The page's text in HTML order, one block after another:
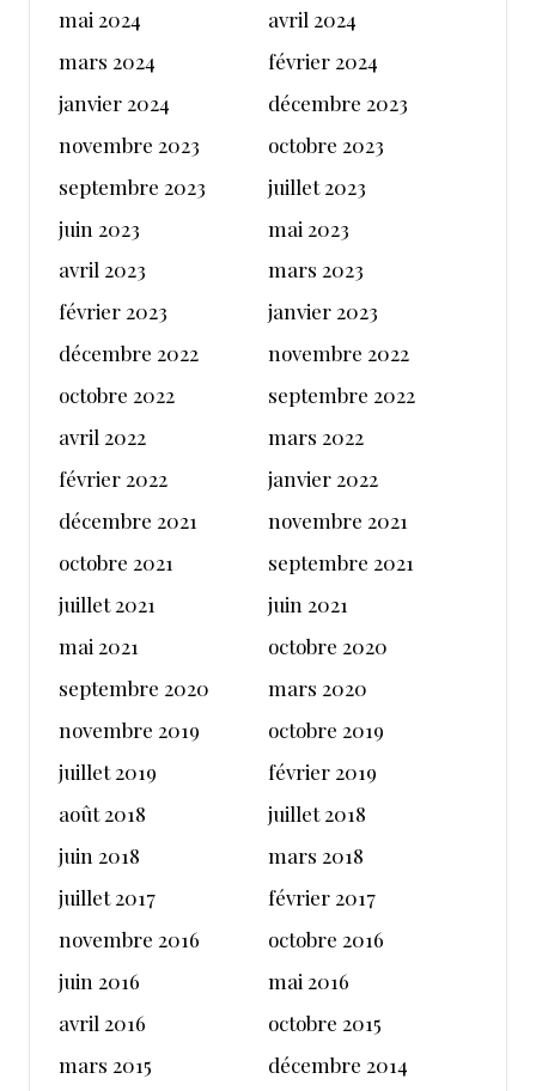
mai 2024
avril 2024
mars 2024
février 2024
janvier 2024
décembre 2023
novembre 2023
octobre 2023
septembre 2023
juillet 2023
juin 2023
mai 2023
avril 2023
mars 2023
février 2023
janvier 2023
décembre 2022
novembre 2022
octobre 2022
septembre 2022
avril 2022
mars 2022
février 2022
janvier 2022
décembre 2021
novembre 2021
octobre 2021
septembre 2021
juillet 2021
juin 2021
mai 2021
octobre 2020
septembre 2020
mars 2020
novembre 2019
octobre 2019
juillet 2019
février 2019
août 2018
juillet 2018
juin 2018
mars 2018
juillet 2017
février 2017
novembre 2016
octobre 2016
juin 2016
mai 2016
avril 2016
octobre 2015
mars 2015
décembre 2014